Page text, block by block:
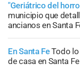
"Geriátrico del
municipio que
ancianos en Santa
En Santa FeTodo
de casa en Santa